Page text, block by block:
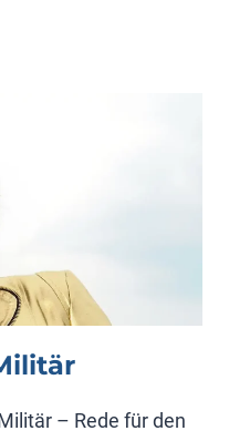
– Rede für den